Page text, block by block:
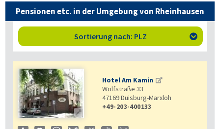
Pensionen etc. in der Umgebung von Rheinhausen
Sortierung nach: PLZ 

Hotel Am Kamin
Wolfstraße 33
47169Duisburg-Marxloh
+49-203-400133